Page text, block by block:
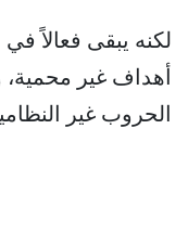
لكنه يبقى فعالاً
أهداف غير
الحروب غير